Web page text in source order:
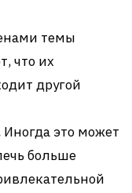
темы
что их
другой
Иногда это может
больше